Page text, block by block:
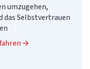
umzugehen,
das Selbstvertrauen